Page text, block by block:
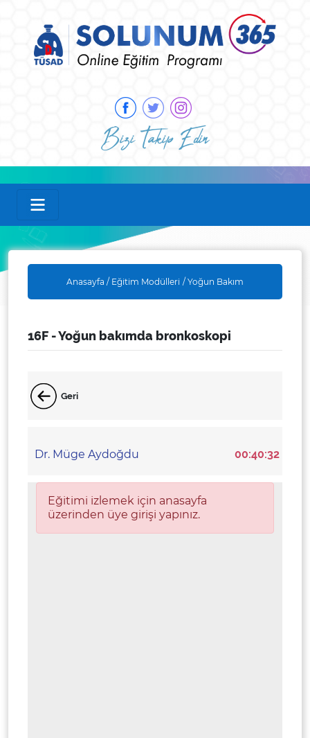
Bizi Takip Edin
Anasayfa / Eğitim Modülleri / Yoğun Bakım
16F - Yoğun bakımda bronkoskopi
Geri
Dr. Müge Aydoğdu 00:40:32
Eğitimi izlemek için anasayfa
üzerinden üye girişi yapınız.